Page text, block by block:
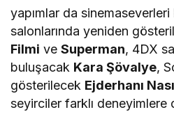
yapımlar da
salonlarında yeniden
Filmi veSuperman, 4DX
buluşacak Kara Şövalye,
gösterilecek Ejderhanı
seyirciler farklı deneyimlere